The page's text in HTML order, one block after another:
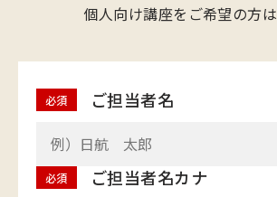
個人向け講座をご希望の方は
必須 ご担当者名
必須 ご担当者名カナ